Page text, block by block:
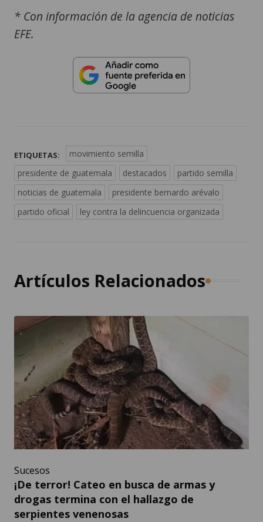
* Con información de la agencia de noticias
EFE.
ETIQUETAS:
movimiento semilla
presidente de guatemala
destacados
partido semilla
noticias de guatemala
presidente bernardo arévalo
partido oficial
ley contra la delincuencia organizada
Artículos Relacionados
Sucesos
¡De terror! Cateo en busca de armas y
drogas termina con el hallazgo de
serpientes venenosas